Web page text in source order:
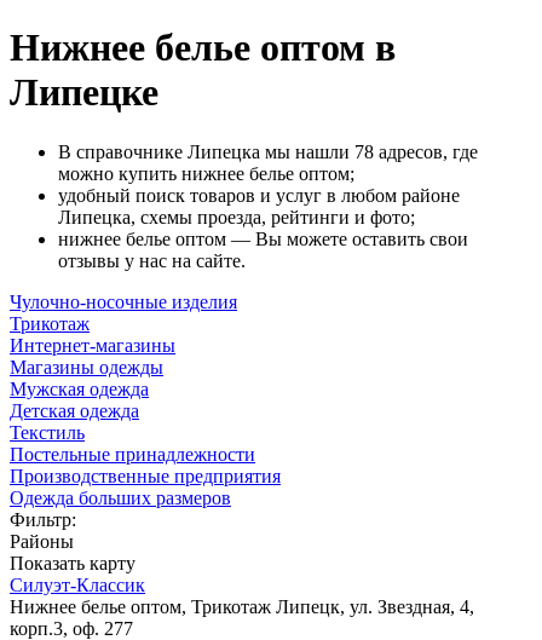
Нижнее белье оптом в
Липецке
В справочнике Липецка мы нашли 78 адресов, где
можно купить нижнее белье оптом;
удобный поиск товаров и услуг в любом районе
Липецка, схемы проезда, рейтинги и фото;
нижнее белье оптом — Вы можете оставить свои
отзывы у нас на сайте.
Чулочно-носочные изделия
Трикотаж
Интернет-магазины
Магазины одежды
Мужская одежда
Детская одежда
Текстиль
Постельные принадлежности
Производственные предприятия
Одежда больших размеров
Фильтр:
Районы
Показать карту
Силуэт-Классик
Нижнее белье оптом, Трикотаж Липецк, ул. Звездная, 4,
корп.3, оф. 277